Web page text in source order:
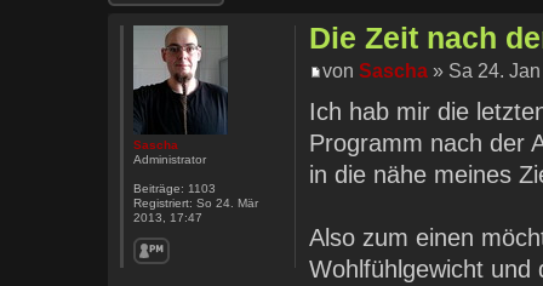
Die Zeit nach
vonSascha » Sa 24.
Ich hab mir die
Programm nach der
in die nähe meines
Also zum einen
Wohlfühlgewicht und
Sascha
Administrator
Beiträge: 1103
Registriert: So 24. Mär
2013, 17:47